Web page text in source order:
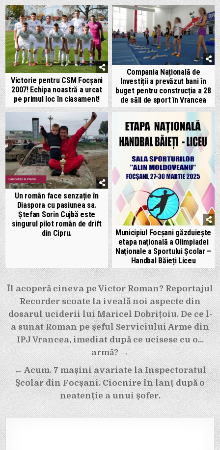
Victorie pentru CSM Focșani
2007! Echipa noastră a urcat
pe primul loc în clasament!
Compania Națională de
Investiții a prevăzut bani în
buget pentru construcția a 28
de săli de sport în Vrancea
Un român face senzație în
Diaspora cu pasiunea sa.
Ștefan Sorin Cujbă este
singurul pilot român de drift
din Cipru.
Municipiul Focșani găzduiește
etapa națională a Olimpiadei
Naționale a Sportului Școlar –
Handbal Băieți Liceu
Navigare
în
articole
Îl acoperă cineva pe Victor Roman? Reportajul
Recorder scoate la iveală noi aspecte din
dosarul uciderii lui Maricel Dobrițoiu. De ce l-
a sunat Roman pe șeful Serviciului Arme din
IPJ Vrancea, imediat după ce ucisese cu o…
armă? →
← Acum. 7 mașini avariate la Inspectoratul
Școlar din Focșani. Ciocnire în lanț după o
neatenție a unui șofer.